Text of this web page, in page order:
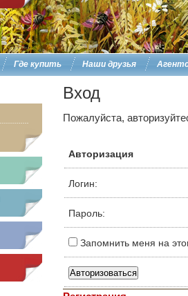
Где купить Наши друзья
Вход
Пожалуйста,
Авторизация
Логин:
Пароль:
Запомнить меня на